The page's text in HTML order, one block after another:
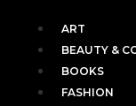
ART
BEAUTY &
BOOKS
FASHION